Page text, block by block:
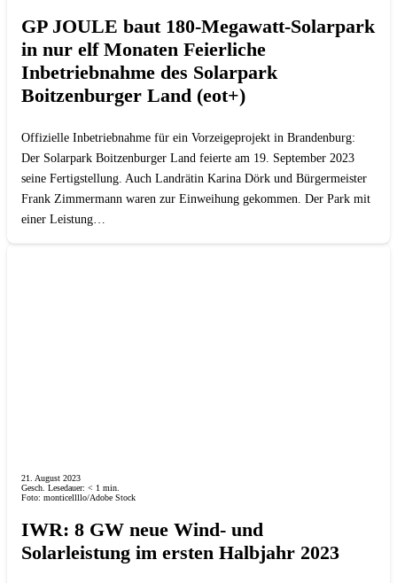
GP JOULE baut 180-Megawatt-Solarpark
in nur elf Monaten Feierliche
Inbetriebnahme des Solarpark
Boitzenburger Land (eot+)
Offizielle Inbetriebnahme für ein Vorzeigeprojekt in Brandenburg:
Der Solarpark Boitzenburger Land feierte am 19. September 2023
seine Fertigstellung. Auch Landrätin Karina Dörk und Bürgermeister
Frank Zimmermann waren zur Einweihung gekommen. Der Park mit
einer Leistung…
21. August 2023
Gesch. Lesedauer: < 1 min.
Foto: monticellllo/Adobe Stock
IWR: 8 GW neue Wind- und
Solarleistung im ersten Halbjahr 2023